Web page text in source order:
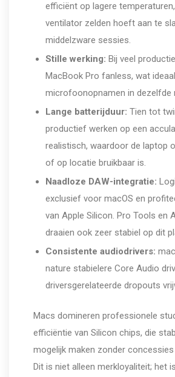
efficiënt op lagere
ventilator zelden hoeft aan te
middelzware sessies.
Stille werking: Bij veel
MacBook Pro fanless, wat
microfoonopnamen in dezelfde
Lange batterijduur: Tien tot
productief werken op een
realistisch, waardoor de laptop
of op locatie bruikbaar is.
Naadloze DAW-integratie:
exclusief voor macOS en
van Apple Silicon. Pro Tools en
draaien ook zeer stabiel op dit
Consistente audiodrivers:
nature stabielere Core Audio
driversgerelateerde dropouts
Macs domineren professionele
efficiëntie van Silicon chips, die
mogelijk maken zonder concessies
Dit is niet alleen merkloyaliteit; het